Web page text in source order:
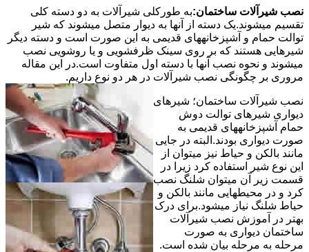
نصب شیرآلات ساختمان:به طورکلی شیرآلات به دو دسته کلی
تقسیم میشوند.یک دسته از آنها به دیوار متصل میشوند که شیر
توالت حمام و آشپزخانههای قدیمی به این صورت است و دسته دیگر
شیرهایی هستند که بر روی سینک ظرفشویی و یا روشویی نصب
میشوند و نحوه نصب آنها با دسته اول متفاوت است.در این مقاله
مروری بر چگونگی نصب شیرآلات در هر دو نوع داریم.
نصب شیرآلات ساختمان؛ شیرهای
دیواری شیرهای توالت دوش
حمام آشپزخانههای قدیمی به
صورت دیواری بودند.البته در جایی
مانند بالکن و حیاط نیز میتوان از
این نوع شیر استفاده کرد زیرا در
قسمت زیر آن میتوان شلنگ نصب
کرد و در محیطهایی مانند بالکن و
حیاط شلنگ نیاز میشود.برای درک
بهتر در آموزش نصب شیرآلات
ساختمان دیواری به صورت
مرحله به مرحله بیان شده است.